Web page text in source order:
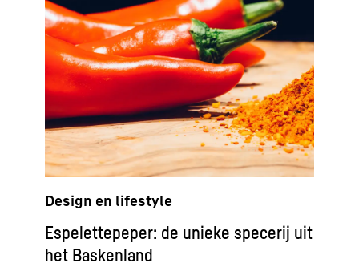
Design en lifestyle
Espelettepeper: de unieke specerij uit
het Baskenland